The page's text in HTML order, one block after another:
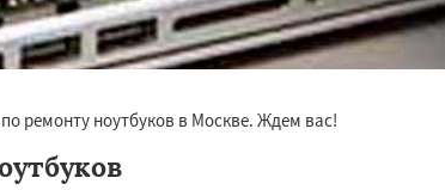
ремонту ноутбуков в Москве. Ждем вас!